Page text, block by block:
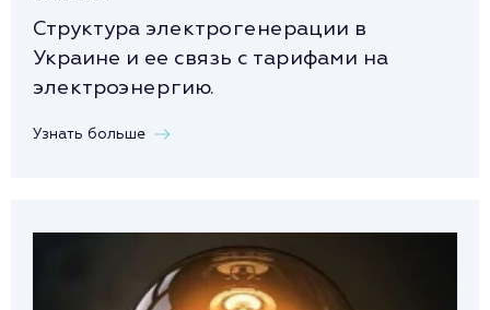
Структура электрогенерации в
Украине и ее связь с тарифами на
электроэнергию.
Узнать больше